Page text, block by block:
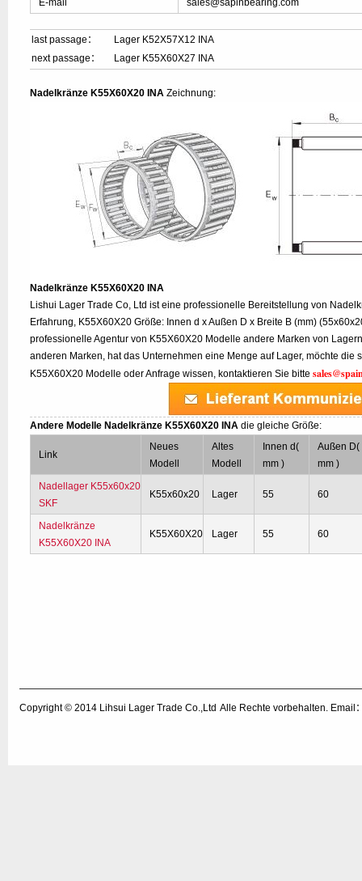
E-mail
sales@sapinbearing.com
last passage：
Lager K52X57X12 INA
next passage：
Lager K55X60X27 INA
Nadelkränze K55X60X20 INA Zeichnung:
Nadelkränze K55X60X20 INA
Lishui Lager Trade Co, Ltd ist eine professionelle Bereitstellung von
Erfahrung, K55X60X20 Größe: Innen d x Außen D x Breite B (mm)
professionelle Agentur von K55X60X20 Modelle andere Marken von
anderen Marken, hat das Unternehmen eine Menge auf Lager, möchte die
K55X60X20 Modelle oder Anfrage wissen, kontaktieren Sie bitte
Andere Modelle Nadelkränze K55X60X20 INA die gleiche Größe:
Link
Neues
Modell
Altes
Modell
Innen d(
mm )
Außen D(
mm )
Nadellager K55x60x20
SKF
K55x60x20 Lager 55 60
Nadelkränze
K55X60X20 INA
K55X60X20 Lager 55 60
Copyright © 2014 Lihsui Lager Trade Co.,Ltd Alle Rechte vorbehalten. Email